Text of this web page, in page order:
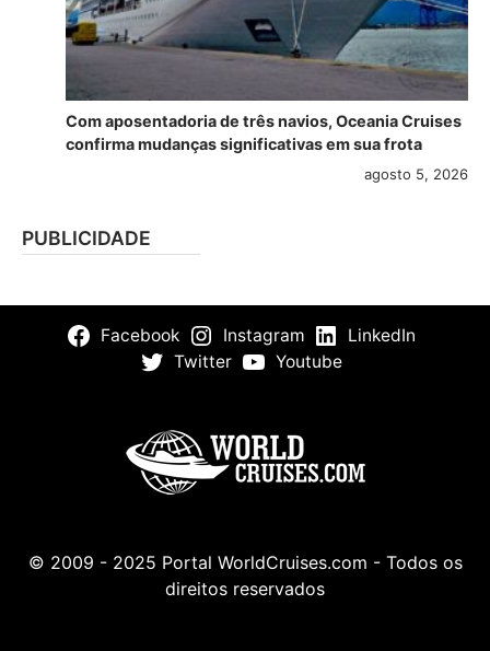
Com aposentadoria de três navios, Oceania Cruises
confirma mudanças significativas em sua frota
agosto 5, 2026
PUBLICIDADE
Facebook Instagram
LinkedIn
Twitter
Youtube
© 2009 - 2025 Portal WorldCruises.com - Todos os
direitos reservados